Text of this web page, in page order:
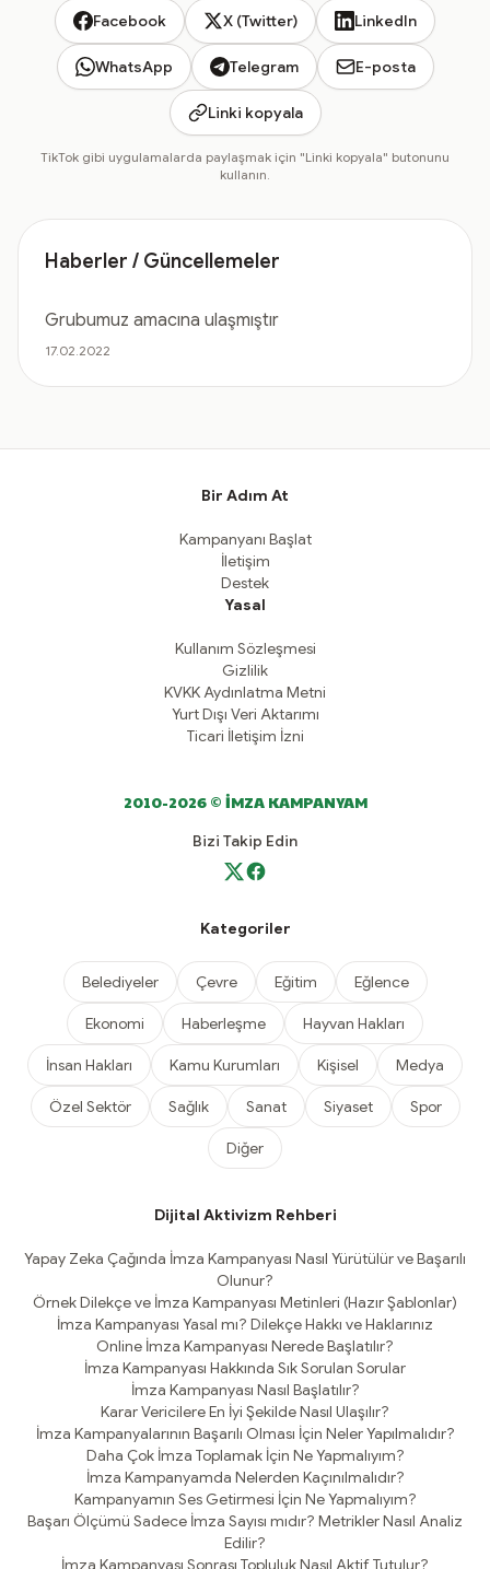
Facebook X (Twitter) LinkedIn
WhatsApp Telegram E-posta
Linki kopyala
TikTok gibi uygulamalarda paylaşmak için "Linki kopyala" butonunu
kullanın.
Haberler / Güncellemeler
Grubumuz amacına ulaşmıştır
17.02.2022
Bir Adım At
Kampanyanı Başlat
İletişim
Destek
Yasal
Kullanım Sözleşmesi
Gizlilik
KVKK Aydınlatma Metni
Yurt Dışı Veri Aktarımı
Ticari İletişim İzni
2010-2026 © İMZA KAMPANYAM
Bizi Takip Edin
Kategoriler
Belediyeler Çevre Eğitim Eğlence
Ekonomi Haberleşme Hayvan Hakları
İnsan Hakları Kamu Kurumları Kişisel Medya
Özel Sektör Sağlık Sanat Siyaset Spor
Diğer
Dijital Aktivizm Rehberi
Yapay Zeka Çağında İmza Kampanyası Nasıl Yürütülür ve Başarılı
Olunur?
Örnek Dilekçe ve İmza Kampanyası Metinleri (Hazır Şablonlar)
İmza Kampanyası Yasal mı? Dilekçe Hakkı ve Haklarınız
Online İmza Kampanyası Nerede Başlatılır?
İmza Kampanyası Hakkında Sık Sorulan Sorular
İmza Kampanyası Nasıl Başlatılır?
Karar Vericilere En İyi Şekilde Nasıl Ulaşılır?
İmza Kampanyalarının Başarılı Olması İçin Neler Yapılmalıdır?
Daha Çok İmza Toplamak İçin Ne Yapmalıyım?
İmza Kampanyamda Nelerden Kaçınılmalıdır?
Kampanyamın Ses Getirmesi İçin Ne Yapmalıyım?
Başarı Ölçümü Sadece İmza Sayısı mıdır? Metrikler Nasıl Analiz
Edilir?
İmza Kampanyası Sonrası Topluluk Nasıl Aktif Tutulur?